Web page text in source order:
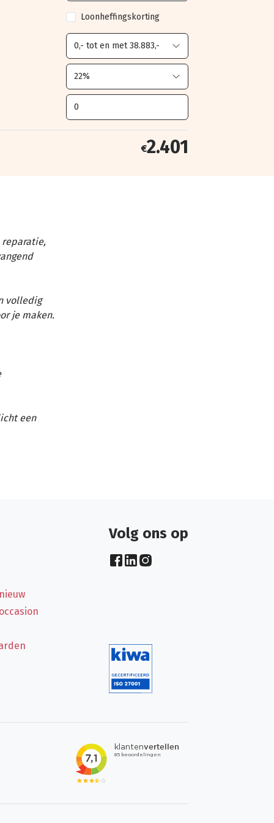
Loonheffingskorting
€2.401
reparatie,
volledig
je maken.
een
Volg ons op